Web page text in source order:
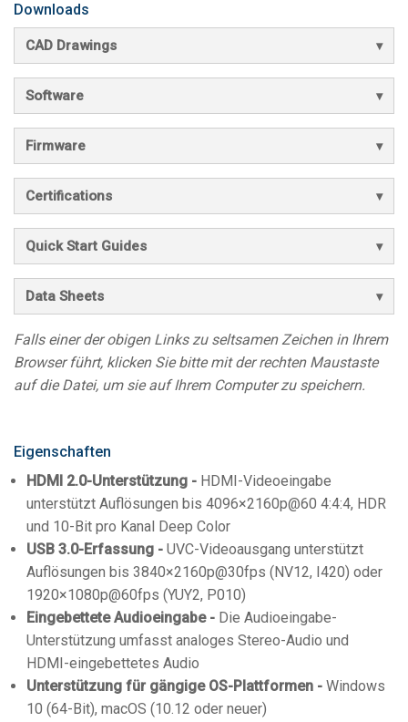
Downloads
CAD Drawings
Software
Firmware
Certifications
Quick Start Guides
Data Sheets
Falls einer der obigen Links zu seltsamen Zeichen in Ihrem
Browser führt, klicken Sie bitte mit der rechten Maustaste
auf die Datei, um sie auf Ihrem Computer zu speichern.
Eigenschaften
HDMI 2.0-Unterstützung - HDMI-Videoeingabe
unterstützt Auflösungen bis 4096×2160p@60 4:4:4, HDR
und 10-Bit pro Kanal Deep Color
USB 3.0-Erfassung - UVC-Videoausgang unterstützt
Auflösungen bis 3840×2160p@30fps (NV12, I420) oder
1920×1080p@60fps (YUY2, P010)
Eingebettete Audioeingabe - Die Audioeingabe-
Unterstützung umfasst analoges Stereo-Audio und
HDMI-eingebettetes Audio
Unterstützung für gängige OS-Plattformen - Windows
10 (64-Bit), macOS (10.12 oder neuer)